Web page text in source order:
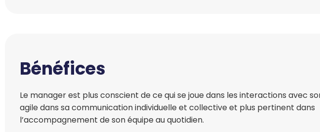
Bénéfices
Le manager est plus conscient de ce qui se joue dans les interactions avec
agile dans sa communication individuelle et collective et plus pertinent dans
l’accompagnement de son équipe au quotidien.